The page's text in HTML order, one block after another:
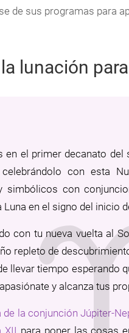
de sus programas para
lunación
en el primer decanato
con esta
simbólicos con
en el signo del inicio
con tu nueva vuelta al
repleto de
llevar tiempo esperando
y alcanza tus
de la conjunción Júpiter-
XII para poner las cosas